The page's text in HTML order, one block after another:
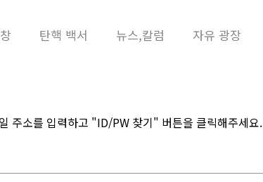
탄핵 백서 뉴스,칼럼 자유 광장
주소를 입력하고 "ID/PW 찾기" 버튼을 클릭해주세요.